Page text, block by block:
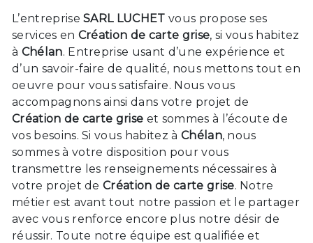
L’entrepriseSARL LUCHET vous propose ses
services en Création de carte grise, si vous habitez
à Chélan. Entreprise usant d’une expérience et
d’un savoir-faire de qualité, nous mettons tout en
oeuvre pour vous satisfaire. Nous vous
accompagnons ainsi dans votre projet de
Création de carte grise et sommes à l’écoute de
vos besoins. Si vous habitez à Chélan, nous
sommes à votre disposition pour vous
transmettre les renseignements nécessaires à
votre projet deCréation de carte grise. Notre
métier est avant tout notre passion et le partager
avec vous renforce encore plus notre désir de
réussir. Toute notre équipe est qualifiée et